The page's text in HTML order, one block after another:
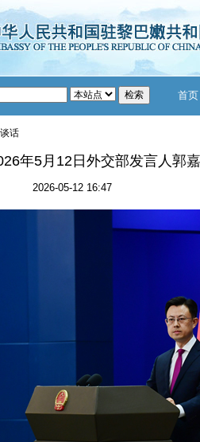
首页
话
年5月12日外交部发言人郭
2026-05-12 16:47